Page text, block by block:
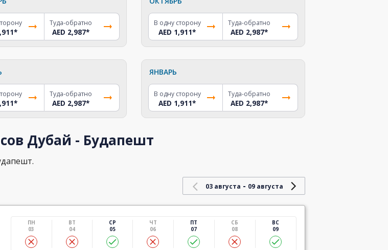
*
Туда-обратно
AED 2,987*
В одну сторону
AED 1,911*
Туда-обратно
AED 2,987*
*
Туда-обратно
AED 2,987*
ЯНВАРЬ
В одну сторону
AED 1,911*
Туда-обратно
AED 2,987*
Дубай - Будапешт
03 августа - 09 августа
ПН
03
ВТ
04
СР
05
ЧТ
06
ПТ
07
СБ
08
ВС
09